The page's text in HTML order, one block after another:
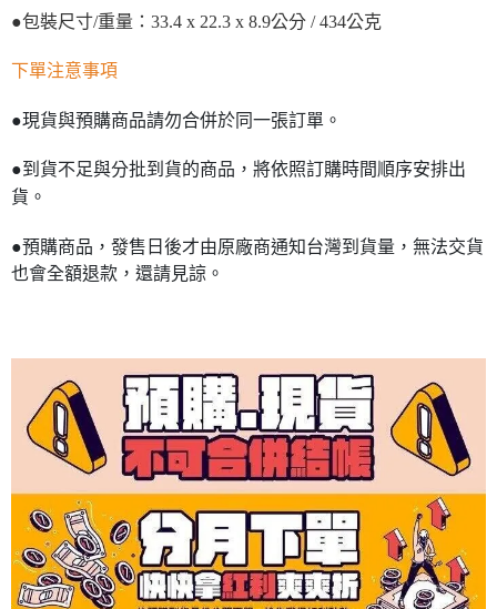
●包裝尺寸/重量：33.4 x 22.3 x 8.9公分 / 434公克
下單注意事項
●現貨與預購商品請勿合併於同一張訂單。
●到貨不足與分批到貨的商品，將依照訂購時間順序安排出
貨。
●預購商品，發售日後才由原廠商通知台灣到貨量，無法交貨
也會全額退款，還請見諒。